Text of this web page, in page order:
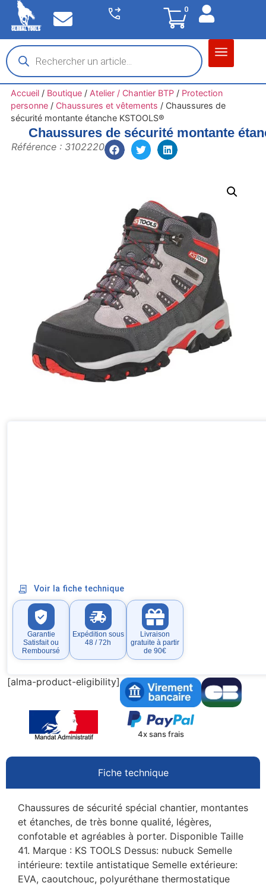
0
Accueil/ Boutique/ Atelier / Chantier BTP/ Protection
personne/ Chaussures et vêtements / Chaussures de
sécurité montante étanche KSTOOLS®
Chaussures de sécurité montante
Référence : 3102220
Voir la fiche technique
Garantie
Satisfait ou
Remboursé
Expédition sous
48 / 72h
Livraison
gratuite à partir
de 90€
[alma-product-eligibility]
4x sans frais
Fiche technique
Chaussures de sécurité spécial chantier, montantes
et étanches, de très bonne qualité, légères,
confotable et agréables à porter. Disponible Taille
41. Marque : KS TOOLS Dessus: nubuck Semelle
intérieure: textile antistatique Semelle extérieure:
EVA, caoutchouc, polyuréthane thermostatique